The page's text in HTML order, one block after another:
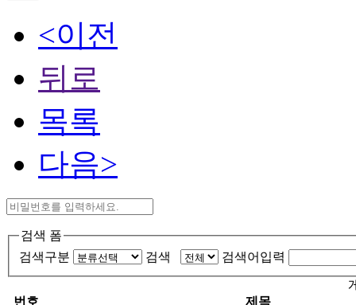
<이전
뒤로
목록
다음>
검색 폼
검색구분
검색 검색어입력
번호
제목